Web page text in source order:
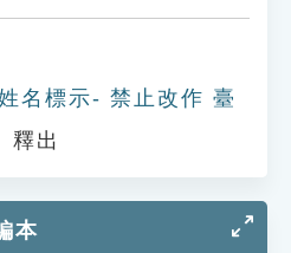
名標示- 禁止改作 臺
釋出
本